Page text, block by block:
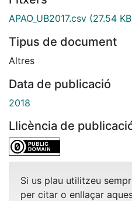
APAO_UB2017.csv (27.54
Tipus de document
Altres
Data de publicació
2018
Llicència de
Si us plau utilitzeu
per citar o enllaçar